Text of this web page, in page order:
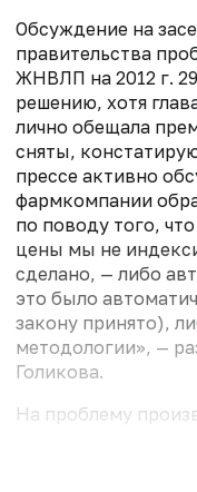
Обсуждение на
правительства
ЖНВЛП на 2012 г.
решению, хотя
лично обещала
сняты,
прессе активно
фармкомпании
по поводу того,
цены мы не
сделано, — либо
это было
закону принято),
методологии», —
Голикова.
На проблему